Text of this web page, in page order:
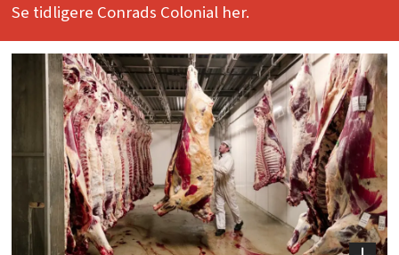
Se tidligere Conrads Colonial her.